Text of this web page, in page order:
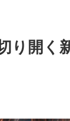
り開く